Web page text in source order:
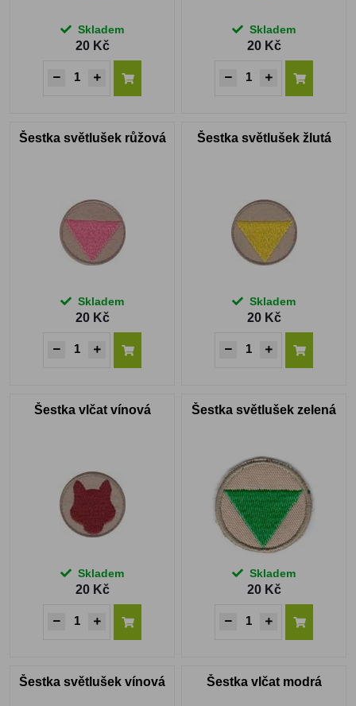
Skladem
20 Kč
Skladem
20 Kč
Šestka světlušek růžová
Skladem
20 Kč
Šestka světlušek žlutá
Skladem
20 Kč
Šestka vlčat vínová
Skladem
20 Kč
Šestka světlušek zelená
Skladem
20 Kč
Šestka světlušek vínová Šestka vlčat modrá